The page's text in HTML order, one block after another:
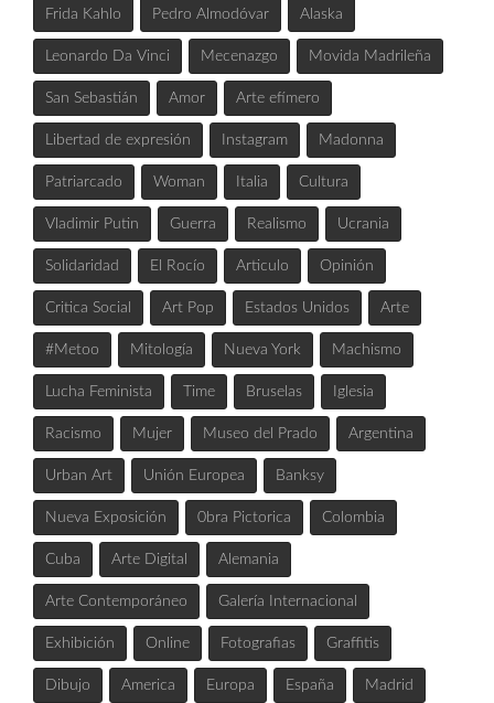
Frida Kahlo Pedro Almodóvar Alaska
Leonardo Da Vinci Mecenazgo Movida Madrileña
San Sebastián Amor Arte efímero
Libertad de expresión Instagram Madonna
Patriarcado Woman Italia Cultura
Vladimir Putin Guerra Realismo Ucrania
Solidaridad El Rocío Articulo Opinión
Critica Social Art Pop Estados Unidos Arte
#Metoo Mitología Nueva York Machismo
Lucha Feminista Time Bruselas Iglesia
Racismo Mujer Museo del Prado Argentina
Urban Art Unión Europea Banksy
Nueva Exposición 0bra Pictorica Colombia
Cuba Arte Digital Alemania
Arte Contemporáneo Galería Internacional
Exhibición Online Fotografias Graffitis
Dibujo America Europa España Madrid